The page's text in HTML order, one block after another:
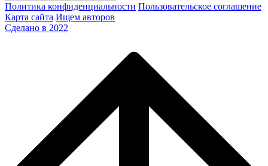
Политика конфиденциальности Пользовательское соглашение
Карта сайта Ищем авторов
Сделано в 2022